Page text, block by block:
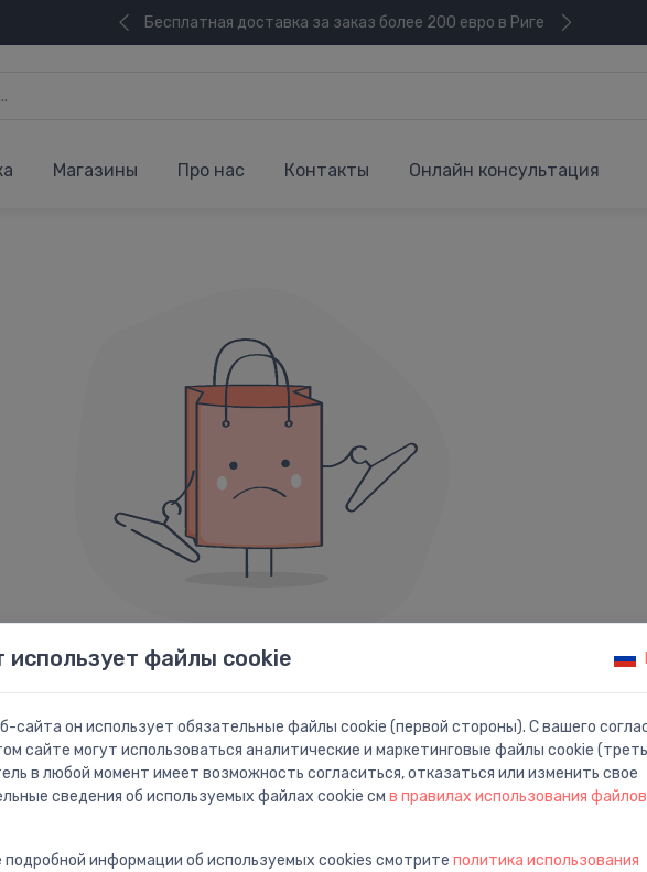
Бесплатная доставка за заказ более 200 евро в Риге
Магазины Про нас Контакты Онлайн консультация
Ошибка 404
Похоже, мы не смогли найти то, что вы ищете.
Ниже приведены ссылки которые могут быть вам полезны:
Поиск Помощь и
использует файлы cookie
сайта он использует обязательные файлы cookie (первой стороны). С вашего
сайте могут использоваться аналитические и маркетинговые файлы cookie
в любой момент имеет возможность согласиться, отказаться или изменить свое
сведения об используемых файлах cookie см в правилах использования файлов
подробной информации об используемых cookies смотрите политика использования